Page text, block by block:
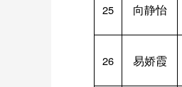
25 向静怡
26 易娇霞